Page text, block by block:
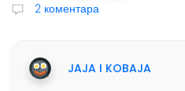
2 коментара
JAJA I KOBAJA